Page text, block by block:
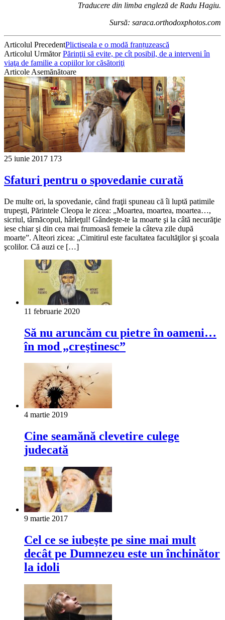
Traducere din limba engleză de Radu Hagiu.
Sursă: saraca.orthodoxphotos.com
Articolul PrecedentPlictiseala e o modă franțuzească
Articolul UrmătorPărinţii să evite, pe cît posibil, de a interveni în
viaţa de familie a copiilor lor căsătoriţi
Articole Asemănătoare
25 iunie 2017 173
Sfaturi pentru o spovedanie curată
De multe ori, la spovedanie, când fraţii spuneau că îi luptă patimile
trupeşti, Părintele Cleopa le zicea: „Moartea, moartea, moartea…,
sicriul, târnăcopul, hârleţul! Gândeşte-te la moarte şi la câtă necurăţie
iese chiar şi din cea mai frumoasă femeie la câteva zile după
moarte”. Alteori zicea: „Cimitirul este facultatea facultăţilor şi şcoala
şcolilor. Că auzi ce […]
11 februarie 2020
Să nu aruncăm cu pietre în oameni…
în mod „creştinesc”
4 martie 2019
Cine seamănă clevetire culege
judecată
9 martie 2017
Cel ce se iubeşte pe sine mai mult
decât pe Dumnezeu este un închinător
la idoli